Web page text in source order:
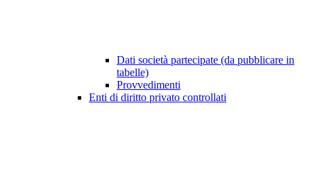
Dati società partecipate (da pubblicare in
tabelle)
Provvedimenti
Enti di diritto privato controllati